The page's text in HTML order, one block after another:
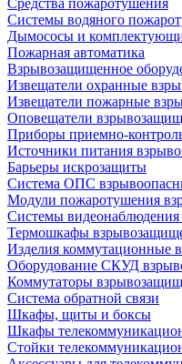
Средства пожаротушения
Системы водяного
Дымососы и
Пожарная автоматика
Взрывозащищенное
Извещатели охранные
Извещатели пожарные
Оповещатели
Приборы приемно-
Источники питания
Барьеры искрозащиты
Система ОПС
Модули пожаротушения
Системы
Термошкафы
Изделия коммутационные
Оборудование СКУД
Коммутаторы
Система обратной связи
Шкафы, щиты и боксы
Шкафы
Стойки